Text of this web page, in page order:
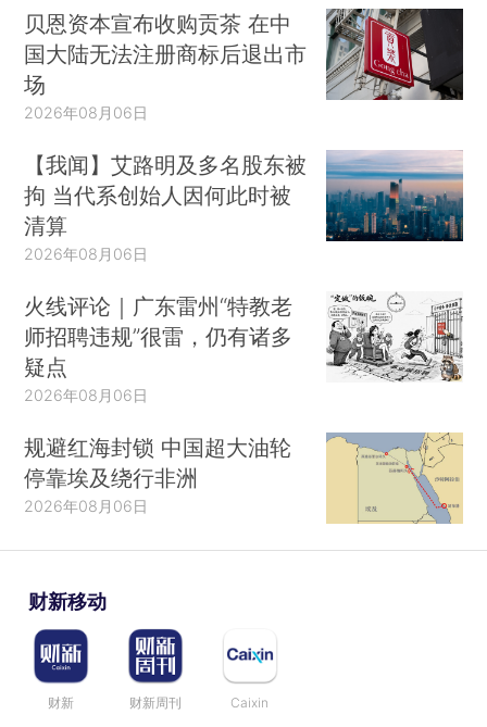
贝恩资本宣布收购贡茶 在中
国大陆无法注册商标后退出市
场
2026年08月06日
【我闻】艾路明及多名股东被
拘 当代系创始人因何此时被
清算
2026年08月06日
火线评论｜广东雷州“特教老
师招聘违规”很雷，仍有诸多
疑点
2026年08月06日
规避红海封锁 中国超大油轮
停靠埃及绕行非洲
2026年08月06日
财新移动
财新 财新周刊 Caixin